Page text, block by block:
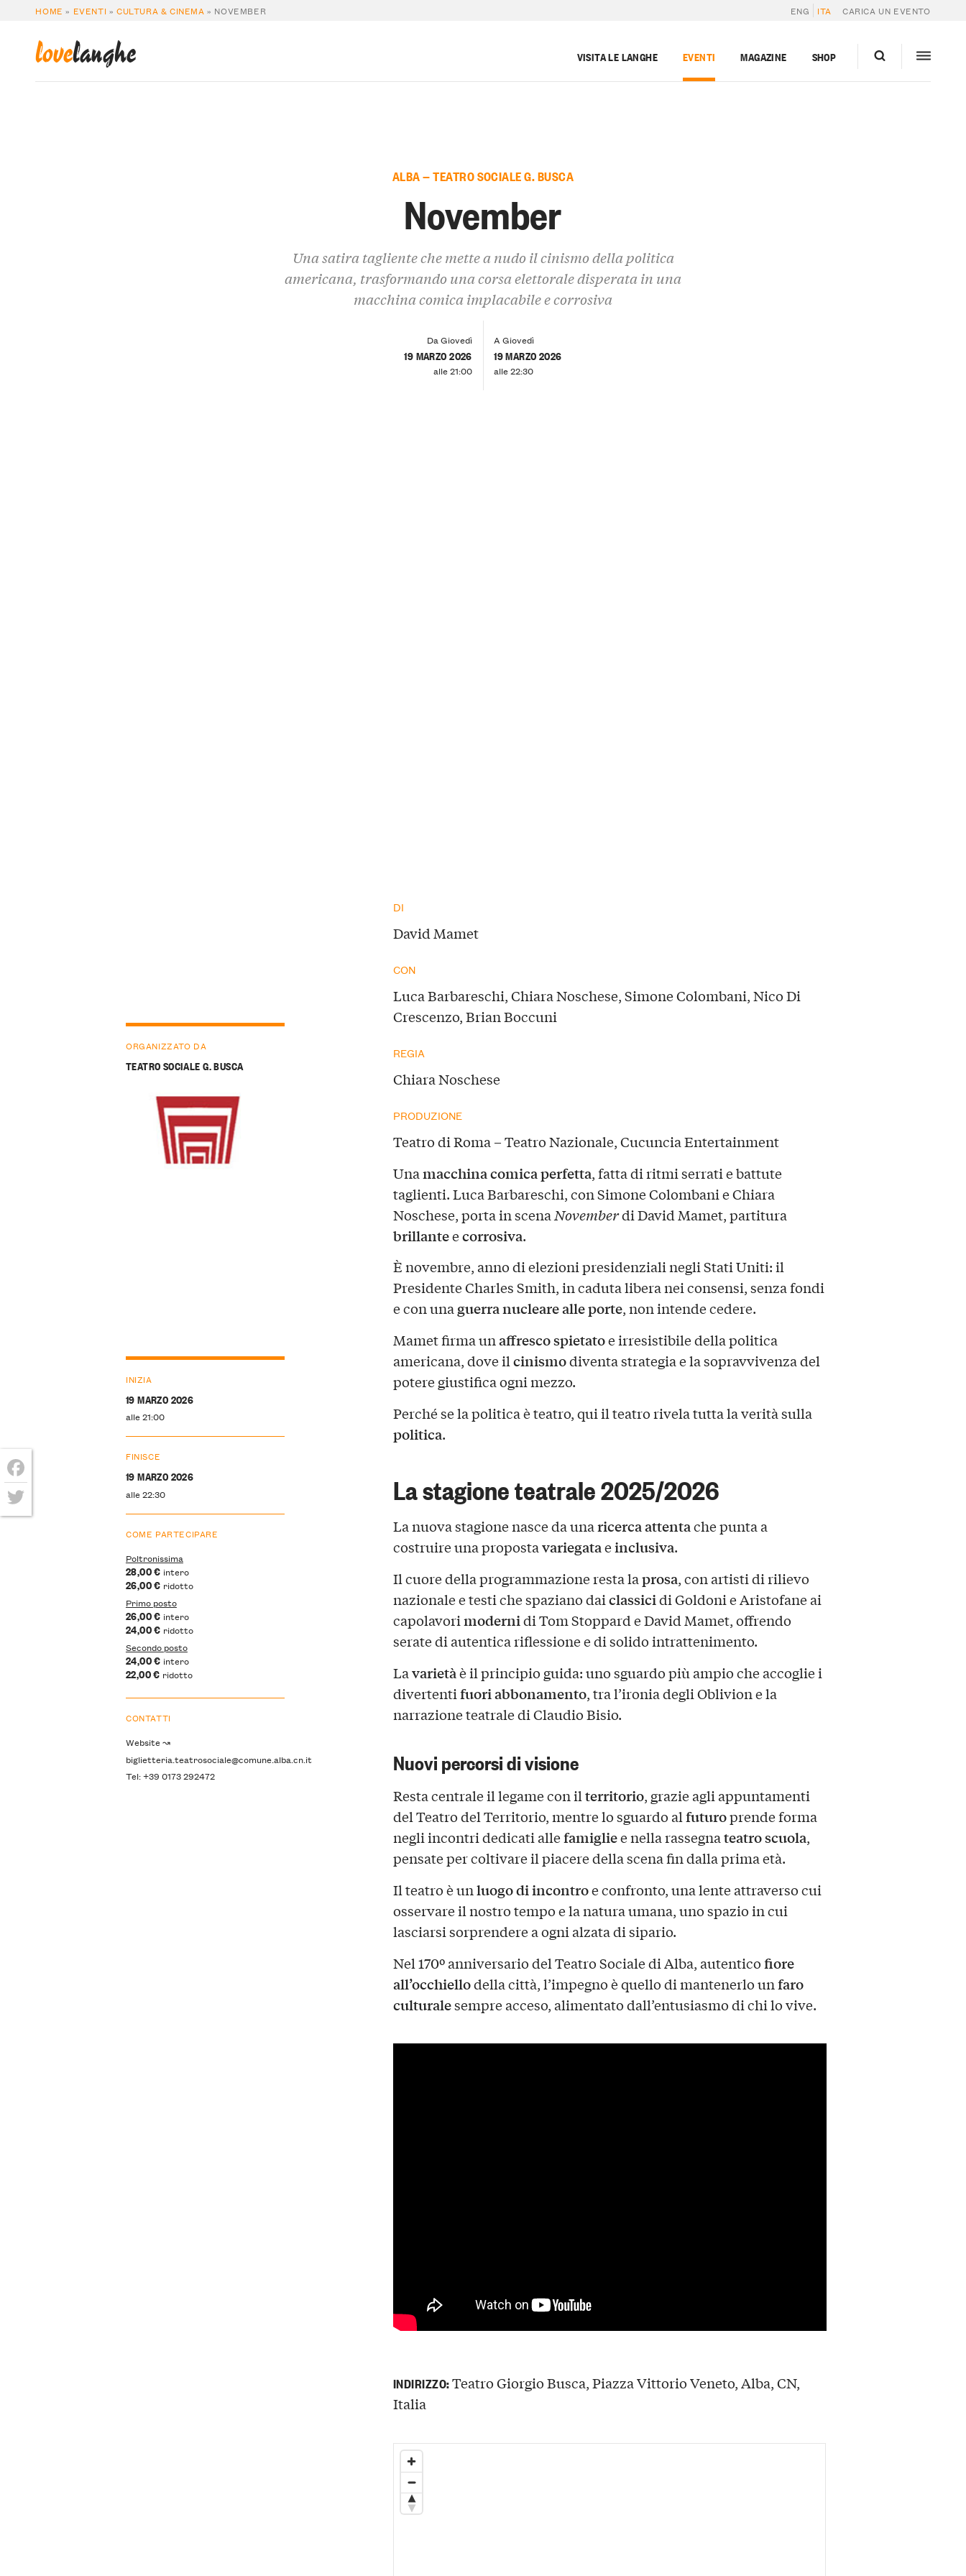
HOME » EVENTI »CULTURA & CINEMA » NOVEMBER ENG ITA CARICA UN EVENTO
lovelanghe VISITA LE LANGHE EVENTI MAGAZINE SHOP
ALBA — TEATRO SOCIALE G. BUSCA
November
Una satira tagliente che mette a nudo il cinismo della politica
americana, trasformando una corsa elettorale disperata in una
macchina comica implacabile e corrosiva
Da Giovedì
19 MARZO 2026
alle 21:00
A Giovedì
19 MARZO 2026
alle 22:30
DI
David Mamet
CON
Luca Barbareschi, Chiara Noschese, Simone Colombani, Nico Di
Crescenzo, Brian Boccuni
REGIA
Chiara Noschese
PRODUZIONE
Teatro di Roma – Teatro Nazionale, Cucuncia Entertainment
Unamacchina comica perfetta, fatta di ritmi serrati e battute
taglienti. Luca Barbareschi, con Simone Colombani e Chiara
Noschese, porta in scena Novemberdi David Mamet, partitura
brillanteecorrosiva.
È novembre, anno di elezioni presidenziali negli Stati Uniti: il
Presidente Charles Smith, in caduta libera nei consensi, senza fondi
e con unaguerra nucleare alle porte, non intende cedere.
Mamet firma unaffresco spietatoe irresistibile della politica
americana, dove ilcinismodiventa strategia e la sopravvivenza del
potere giustifica ogni mezzo.
Perché se la politica è teatro, qui il teatro rivela tutta la verità sulla
politica.
La stagione teatrale 2025/2026
La nuova stagione nasce da unaricerca attentache punta a
costruire una propostavariegataeinclusiva.
Il cuore della programmazione resta laprosa, con artisti di rilievo
nazionale e testi che spaziano daiclassicidi Goldoni e Aristofane ai
capolavorimodernidi Tom Stoppard e David Mamet, offrendo
serate di autentica riflessione e di solido intrattenimento.
Lavarietàè il principio guida: uno sguardo più ampio che accoglie i
divertentifuori abbonamento, tra l’ironia degli Oblivion e la
narrazione teatrale di Claudio Bisio.
Nuovi percorsi di visione
Resta centrale il legame con ilterritorio, grazie agli appuntamenti
del Teatro del Territorio, mentre lo sguardo alfuturoprende forma
negli incontri dedicati allefamigliee nella rassegnateatro scuola,
pensate per coltivare il piacere della scena fin dalla prima età.
Il teatro è unluogo di incontroe confronto, una lente attraverso cui
osservare il nostro tempo e la natura umana, uno spazio in cui
lasciarsi sorprendere a ogni alzata di sipario.
Nel 170º anniversario del Teatro Sociale di Alba, autenticofiore
all’occhiellodella città, l’impegno è quello di mantenerlo unfaro
culturalesempre acceso, alimentato dall’entusiasmo di chi lo vive.
ORGANIZZATO DA
TEATRO SOCIALE G. BUSCA
INIZIA
19 MARZO 2026
alle 21:00
FINISCE
19 MARZO 2026
alle 22:30
COME PARTECIPARE
Poltronissima
28,00 € intero
26,00 € ridotto
Primo posto
26,00 € intero
24,00 € ridotto
Secondo posto
24,00 € intero
22,00 € ridotto
CONTATTI
Website ↝
biglietteria.teatrosociale@comune.alba.cn.it
Tel: +39 0173 292472
INDIRIZZO:Teatro Giorgio Busca, Piazza Vittorio Veneto, Alba, CN,
Italia
Facebook
Twitter